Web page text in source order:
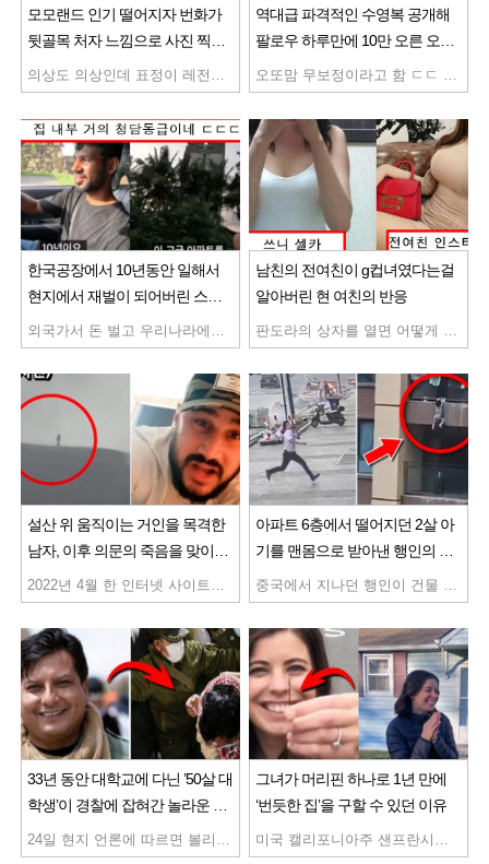
모모랜드 인기 떨어지자 번화가
뒷골목 처자 느낌으로 사진 찍은
모모랜드 맴버
의상도 의상인데 표정이 레전드네 ...
역대급 파격적인 수영복 공개해
팔로우 하루만에 10만 오른 오또
맘 몸매
오또맘 무보정이라고 함 ㄷㄷ 솔직히 이정도면 연엔 해도 될듯 오늘부터 오또맘 팬할거임
한국공장에서 10년동안 일해서
현지에서 재벌이 되어버린 스리
랑카인
남친의 전여친이 g컵녀였다는걸
알아버린 현 여친의 반응
설산 위 움직이는 거인을 목격한
남자, 이후 의문의 죽음을 맞이하
는데… 과연 그에게는 무슨 일이
있었던 걸까?
아파트 6층에서 떨어지던 2살 아
기를 맨몸으로 받아낸 행인의 놀
라운 정체
33년 동안 대학교에 다닌 ’50살 대
학생’이 경찰에 잡혀간 놀라운 이
유
24일 현지 언론에 따르면 볼리비아 대학연맹은 대학생 막스 멘도사(52) 영구 퇴출을 결정했습니다. 멘도사는 이제 볼리비아에선 다시 대학을 다닐 수 없게 됐는데요. 앞서 볼리비아 사법부는 22일 멘도사의 사전 구속을 결정했습니다. 멘도사는 최장 6개월간 수감생활을 하면서 재판을 받게 되는데요. 그저 대학을 다니는 대학생이 대학에서 영구 퇴출되고 구속까지 된 이유가 무엇일까요? 멘도사는 1989년 볼리비아의 산시몬 대학에 입학했습니다. 이때부터 올해까지 줄곧 장장 33년간 대학에 다녔습니다. 입학 당시 19살 앳된 청년이던 멘도사는 50대 초반 장년이 됐는데요. 사실상 일평생을 대학생으로 보낸 셈이지만 기록을 보면 공부가 너무 좋아서는 아닙니다. 그는 첫 8년은 경영학을, 이후 법학으로 전공으로 바꿔 25년간 대학에 다녔지만 제대로 학점을 쌓지 못했는데요. 수강신청을 했지만 낙제한 과목만 200개 이상, 이 가운데 100개 이상의 과목에선 10점 만점에 0점을 받았습니다. 낙제를 작정하지 않고는 도저히 거둘 수 없는 성적입니다. 대학생활을 이렇게 엉터리로 하면서 멘도사는 학생운동에만 전념했는데요. 마침내 그는 2013년 볼리비아 대학생연맹 임원, 2018년엔 총회장 자리에까지 올랐습니다. 사법부 판단에 따르면 이게 그의 목표였습니다. 볼리비아의 대학생연맹 임원에겐 국가가 활동비를 지급하는데요. 멘도사가 총회장에 오르면서 매달 꼬박꼬박 받게 된 활동비는 2만 1860볼리비아노(현지 화폐 단위, 약 398만원)인데요. 볼리비아에선 최상위권 엘리트가 받는 월급보다 많은 돈입니다. 그는 3년 동안 8개국을 여행했으며 여행 경비로 23,000달러 이상을 지출했습니다. 자격요건을 갖추지 못한 채 권력을 확대했고, 임기만료 후에도 물러나지 않은 채 직위를 쌓았습니다. 차례로 그는 여행 경비로 정당화하는 높은 비용으로 리더로서 세계 여러 지역으로의 여행을 추가했습니다. 볼리비아 대통령의 월급은 약 3500달러, 원화로 442만원 정도입니다. 사법부 관계자는 “힘들게 공부해서 졸업하는 것보다, 졸업 후 어렵게 취직을 하는 것보다 대학생으로 남는 게 그에겐 경제적으로 더 이득이었다”고 말했습니다. 멘도사의 이런 행각이 꼬리를 밟힌 건 대학생연맹 회의에서 폭력사태가 불거지면서였습니다. 사건을 조사한 한 의원이 “만년 대학생활을 하면서 엄청난 월급을 받는 사기꾼이 있다”고 폭로한 게 결정적이었습니다. 검찰은 “(활동비를 지급한) 국가를 상대로 사기행각을 벌인 것과 마찬가지”라며 “엄중한 법의 심판이 있을 것”이라고 말했습니다.
그녀가 머리핀 하나로 1년 만에
‘번듯한 집’을 구할 수 있던 이유
미국 캘리포니아주 샌프란시스코에 살던 데미 스키퍼(29)는 최근 테네시주 내슈빌의 새 집으로 이사했다고 전했습니다. 틱톡커인 그녀는 봉쇄가 덮친 지난해 봄에 머리핀을 크레이그리스트에 올렸는데요. 뭐든지 내게 필요하지 않은 것을 내주고 내게 필요한 것을 얻는 일이 가능한지 알아보자는 것이 그녀의 물물교환 프로젝트 ‘트레이드 미(Trade Me)’의 목표였습니다. 2006년에 붉은 색 클립 하나로 중고거래를 시작해 집 한 채를 공짜로 얻은 카일 맥도널드 얘기를 들은 것이 계기가 됐는데요.. 1년이 흐른 지난 5월 석 대의 트랙터를 넘기고 멕시코 패스트푸드 체인점인 치폴레의 유명인 카드를 손에 넣었습니다. 그녀는 여름이면 집을 공짜로 얻는 일이 가능할 것이라고 지난 11일 영국 일간 가디언 인터뷰에서 털어놓았는데요. 그렇게 참고 견뎌 이달 초 마침내 테네시주의 새 집으로 옮겼는데 모기지 대출도 없고 중개 수수료도 없이 온전히 자신의 것이 됐습니다. 물론 이사 비용은 들었지만 한 푼도 주택 구입에 쓰지 않았는데요. 손을 많이 봐야 하는 낡은 주택이었지만 부부가 함께 리모델링을 했고 커다란 정원까지 갖췄으니 어엿한 내집이었습니다. 일년 반 남짓, 28번째 교환만에 가능했다니 믿어지지 않는 일인데요. 이 일을 시작할 때 그녀의 틱톡 팔로워는 아무도 없었습니다. 하지만 지금은 500만명이 됐습니다. “수많은 이들이 가능하지 않다고 말했다. 난 집을 얻기 위해서라면 5년이라도 이 일에 매달릴 생각이었다. 그런데 오늘 아침 일어나 꿈인가 생시인가 싶었다. 내 집이 생겼다. 이 일을 머리핀 하나로 해냈다.” 고장난 자동차, 값어치가 훨씬 못한 다이아몬드 목걸이를 인도받는 일도 있었다는데요. 하지만 그녀는 부정적인 생각을 늘 긍정적으로 바꾸려고 노력했습니다. 누군가는 꼭 필요한 것이라면 집 한 채를 내놓을 수 있다고 말해왔다고 했습니다. 앞으로 다시 시작해 집 한 채를 더 구해 기부하겠다는 것이 그녀의 목표인데요. “난 한 번이라도 해본 두 번째 사람이에요. 해서 난 두 번을 해본 첫 번째가 되려고요.”